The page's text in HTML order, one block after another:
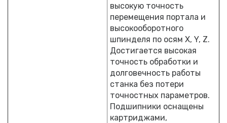
высокую точность
перемещения портала и
высокооборотного
шпинделя по осям Х, Y, Z.
Достигается высокая
точность обработки и
долговечность работы
станка без потери
точностных параметров.
Подшипники оснащены
картриджами,